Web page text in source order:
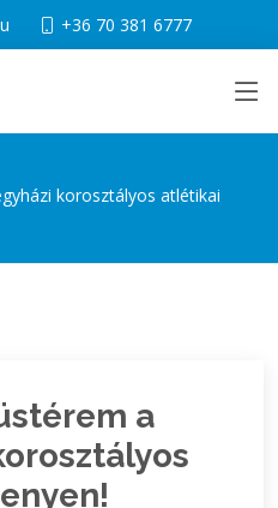
+36 70 381 6777
korosztályos atlétikai
a